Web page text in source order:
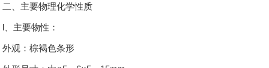
二、主要物理化学性质
l、主要物性：
外观：棕褐色条形